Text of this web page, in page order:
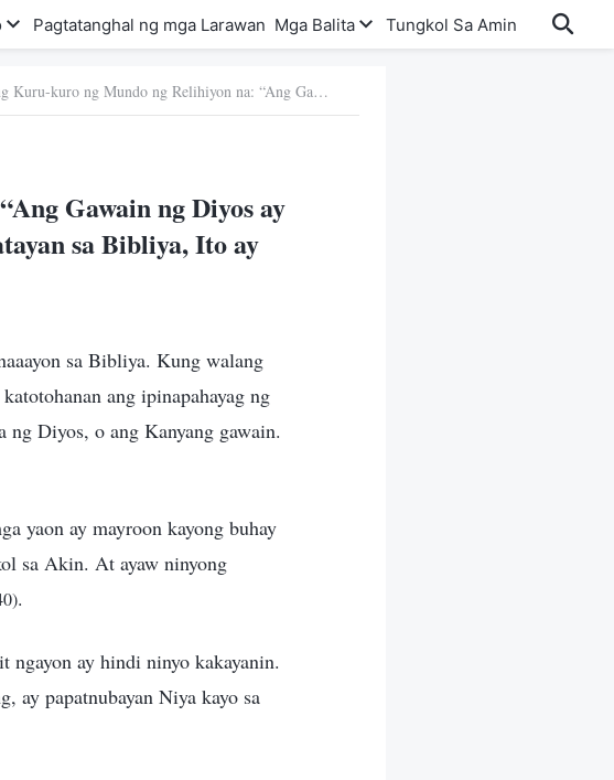
Pagtatanghal ng mga Larawan Mga Balita Tungkol Sa Amin
13. Ang Kuru-kuro ng Mundo ng Relihiyon na: “Ang Gawain ng Diyos ay Dapat Sang-ayon sa Bibliya; Kung Walang Batayan sa Bibliya, Ito ay Maling Daan”
Gawain ng Diyos ay
sa Bibliya, Ito ay
sa Bibliya. Kung walang
ang ipinapahayag ng
Diyos, o ang Kanyang gawain.
yaon ay mayroon kayong buhay
sa Akin. At ayaw ninyong
.
ngayon ay hindi ninyo kakayanin.
ay papatnubayan Niya kayo sa